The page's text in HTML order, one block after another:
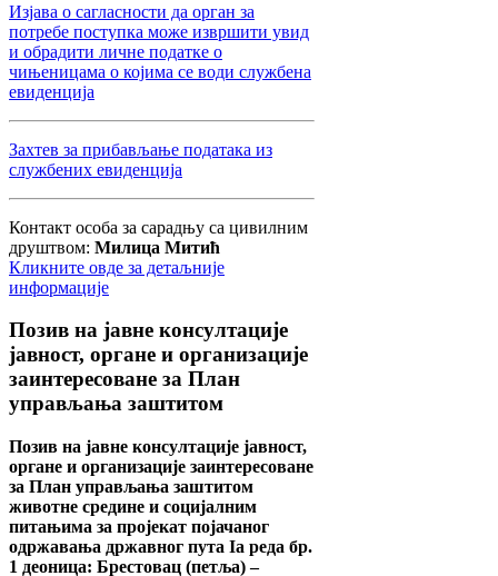
Изјава о сагласности да орган за
потребе поступка може извршити увид
и обрадити личне податке о
чињеницама о којима се води службена
евиденција
Захтев за прибављање података из
службених евиденција
Контакт особа за сарадњу са цивилним
друштвом: Милица Митић
Кликните овде за детаљније
информације
Позив на јавне консултације
јавност, органе и организације
заинтересоване за План
управљања заштитом
Позив на јавне консултације јавност,
органе и организације заинтересоване
за План управљања заштитом
животне средине и социјалним
питањима за пројекат појачаног
одржавања државног пута Ia реда бр.
1 деоница: Брестовац (петља) –